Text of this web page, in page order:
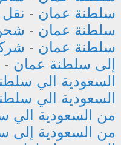
سلطنة عمان -
سلطنة عمان -
سلطنة عمان -
إلى سلطنة عمان -
السعودية الي
السعودية الي
من السعودية الي
من السعودية إلى